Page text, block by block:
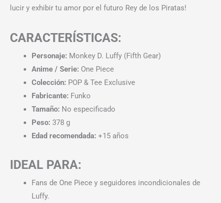
lucir y exhibir tu amor por el futuro Rey de los Piratas!
CARACTERÍSTICAS:
Personaje: Monkey D. Luffy (Fifth Gear)
Anime / Serie: One Piece
Colección: POP & Tee Exclusive
Fabricante: Funko
Tamaño: No especificado
Peso: 378 g
Edad recomendada: +15 años
IDEAL PARA:
Fans de One Piece y seguidores incondicionales de
Luffy.